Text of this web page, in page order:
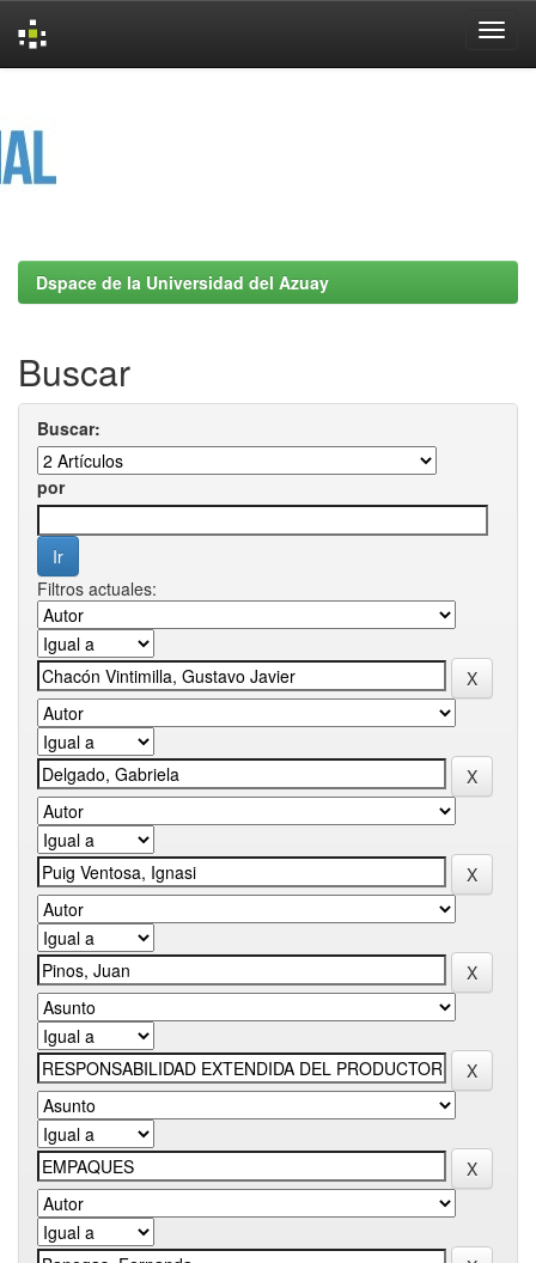
Dspace de la Universidad del Azuay
Buscar
Buscar:
por
Filtros actuales: